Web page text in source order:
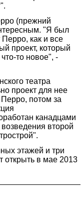
(прежний
"Я был
как и все
проект, который
то новое", -
театра
проект для нее
Перро, потом за
канадцами
второй
этажей и три
открыть в мае 2013